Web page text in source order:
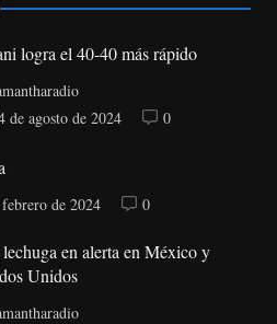
logra el 40-40 más rápido
de agosto de 2024
0
febrero de 2024 0
en alerta en México y
Unidos